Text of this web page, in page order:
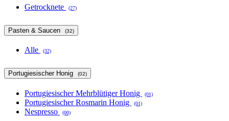
Getrocknete (27)
Pasten & Saucen (32)
Alle (32)
Portugiesischer Honig (02)
Portugiesischer Mehrblütiger Honig (01)
Portugiesischer Rosmarin Honig (01)
Nespresso (00)